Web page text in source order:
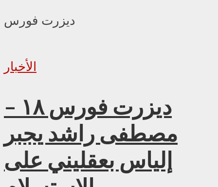
ديزرت فورس
الأخبار
ديزرت فورس ١٨ –
مصطفى راشد يجبر
إلياس بعقليني على